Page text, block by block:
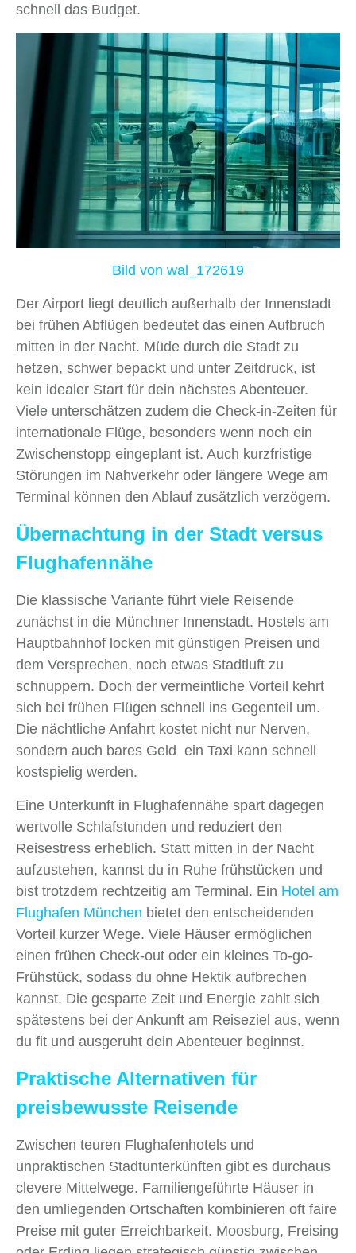
schnell das Budget.
Bild von wal_172619
Der Airport liegt deutlich außerhalb der Innenstadt
bei frühen Abflügen bedeutet das einen Aufbruch
mitten in der Nacht. Müde durch die Stadt zu
hetzen, schwer bepackt und unter Zeitdruck, ist
kein idealer Start für dein nächstes Abenteuer.
Viele unterschätzen zudem die Check-in-Zeiten für
internationale Flüge, besonders wenn noch ein
Zwischenstopp eingeplant ist. Auch kurzfristige
Störungen im Nahverkehr oder längere Wege am
Terminal können den Ablauf zusätzlich verzögern.
Übernachtung in der Stadt versus
Flughafennähe
Die klassische Variante führt viele Reisende
zunächst in die Münchner Innenstadt. Hostels am
Hauptbahnhof locken mit günstigen Preisen und
dem Versprechen, noch etwas Stadtluft zu
schnuppern. Doch der vermeintliche Vorteil kehrt
sich bei frühen Flügen schnell ins Gegenteil um.
Die nächtliche Anfahrt kostet nicht nur Nerven,
sondern auch bares Geld ein Taxi kann schnell
kostspielig werden.
Eine Unterkunft in Flughafennähe spart dagegen
wertvolle Schlafstunden und reduziert den
Reisestress erheblich. Statt mitten in der Nacht
aufzustehen, kannst du in Ruhe frühstücken und
bist trotzdem rechtzeitig am Terminal. Ein Hotel am
Flughafen München bietet den entscheidenden
Vorteil kurzer Wege. Viele Häuser ermöglichen
einen frühen Check-out oder ein kleines To-go-
Frühstück, sodass du ohne Hektik aufbrechen
kannst. Die gesparte Zeit und Energie zahlt sich
spätestens bei der Ankunft am Reiseziel aus, wenn
du fit und ausgeruht dein Abenteuer beginnst.
Praktische Alternativen für
preisbewusste Reisende
Zwischen teuren Flughafenhotels und
unpraktischen Stadtunterkünften gibt es durchaus
clevere Mittelwege. Familiengeführte Häuser in
den umliegenden Ortschaften kombinieren oft faire
Preise mit guter Erreichbarkeit. Moosburg, Freising